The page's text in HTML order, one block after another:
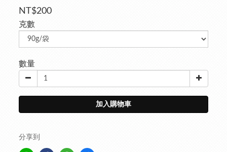
NT$200
克數
數量
加入購物車
分享到